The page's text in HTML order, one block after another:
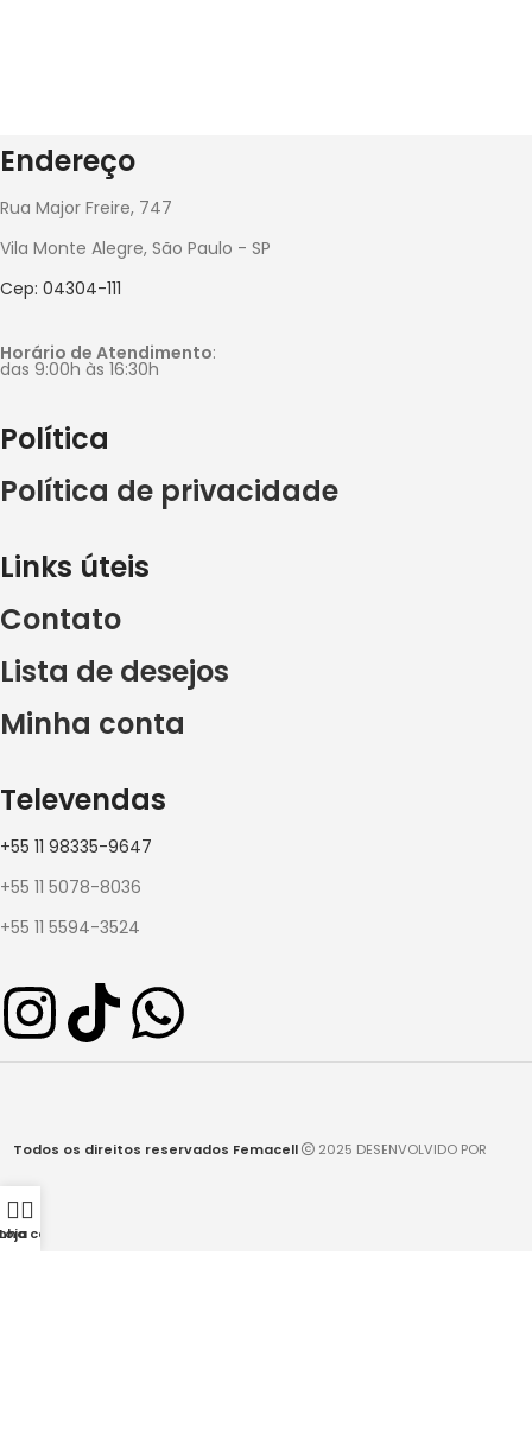
Endereço
Rua Major Freire, 747
Vila Monte Alegre, São Paulo - SP
Cep: 04304-111
Horário de Atendimento:
das 9:00h às 16:30h
Política
Política de privacidade
Links úteis
Contato
Lista de desejos
Minha conta
Televendas
+55 11 98335-9647
+55 11 5078-8036
+55 11 5594-3524
Todos os direitos reservados Femacell 2025 DESENVOLVIDO POR
Lojaconta